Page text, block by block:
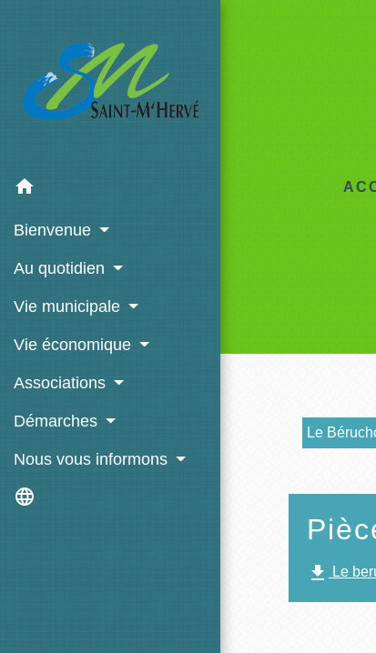
home
Bienvenue
Au quotidien
Vie municipale
Vie économique
Associations
Démarches
Nous vous informons
language
Le
file_download Le